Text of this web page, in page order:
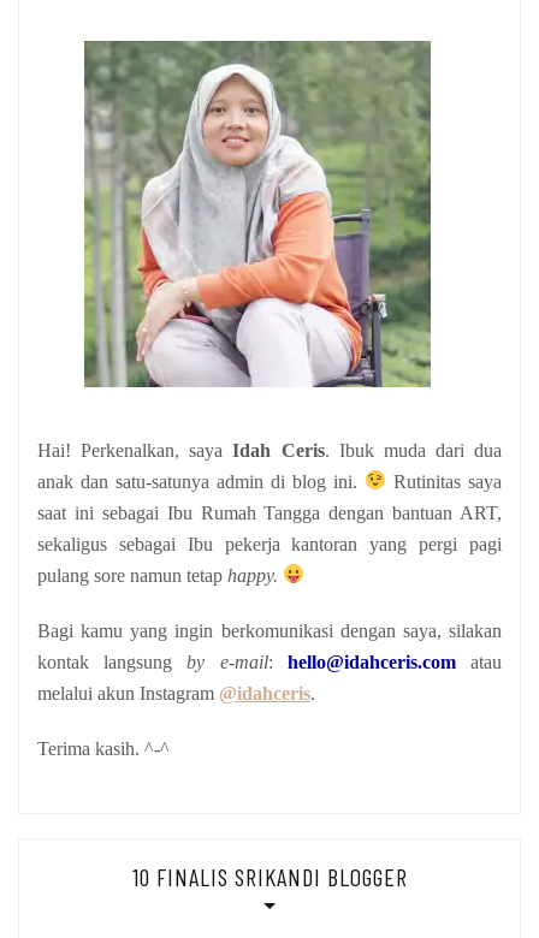
Hai! Perkenalkan, sayaIdah Ceris. Ibuk muda dari dua
anak dan satu-satunya admin di blog ini.
Rutinitas saya
saat ini sebagai Ibu Rumah Tangga dengan bantuan ART,
sekaligus sebagai Ibu pekerja kantoran yang pergi pagi
pulang sore namun tetap happy.
Bagi kamu yang ingin berkomunikasi dengan saya, silakan
kontak langsungby e-mail: hello@idahceris.com
atau
melalui akun Instagram @idahceris.
Terima kasih. ^-^
10 FINALIS SRIKANDI BLOGGER